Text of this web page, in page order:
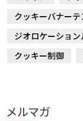
クッキーバナーテ
ジオロケーショ
クッキー制御
メルマガ